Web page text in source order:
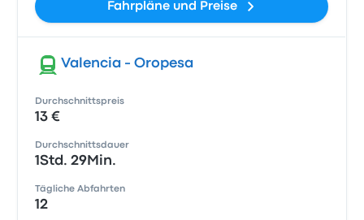
Fahrpläne und Preise
Valencia - Oropesa
Durchschnittspreis
13 €
Durchschnittsdauer
1Std. 29Min.
Tägliche Abfahrten
12